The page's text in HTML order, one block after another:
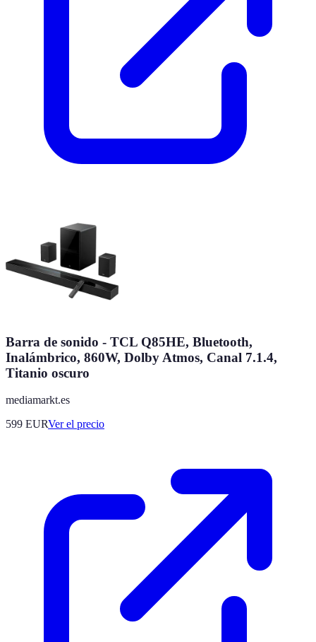
Barra de sonido - TCL Q85HE, Bluetooth,
Inalámbrico, 860W, Dolby Atmos, Canal 7.1.4,
Titanio oscuro
mediamarkt.es
599 EURVer el precio